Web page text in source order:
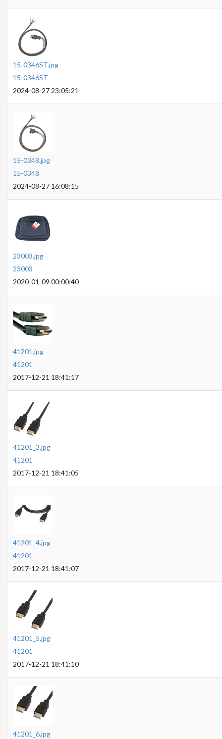
15-0346ST.jpg
15-0346ST
2024-08-27 23:05:21
15-0348.jpg
15-0348
2024-08-27 16:08:15
23003.jpg
23003
2020-01-09 00:00:40
41201.jpg
41201
2017-12-21 18:41:17
41201_3.jpg
41201
2017-12-21 18:41:05
41201_4.jpg
41201
2017-12-21 18:41:07
41201_5.jpg
41201
2017-12-21 18:41:10
41201_6.jpg